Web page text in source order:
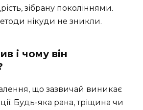
зібрану поколіннями.
нікуди не зникли.
і чому він
що зазвичай виникає
Будь-яка рана, тріщина чи